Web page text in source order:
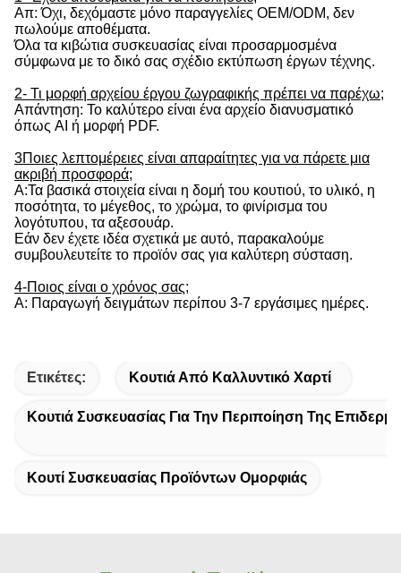
Απ: Όχι, δεχόμαστε μόνο παραγγελίες OEM/ODM, δεν
πωλούμε αποθέματα.
Όλα τα κιβώτια συσκευασίας είναι προσαρμοσμένα
σύμφωνα με το δικό σας σχέδιο εκτύπωση έργων τέχνης.
2- Τι μορφή αρχείου έργου ζωγραφικής πρέπει να παρέχω;
Απάντηση: Το καλύτερο είναι ένα αρχείο διανυσματικό
όπως AI ή μορφή PDF.
3Ποιες λεπτομέρειες είναι απαραίτητες για να πάρετε μια
ακριβή προσφορά;
Α:Τα βασικά στοιχεία είναι η δομή του κουτιού, το υλικό, η
ποσότητα, το μέγεθος, το χρώμα, το φινίρισμα του
λογότυπου, τα αξεσουάρ.
Εάν δεν έχετε ιδέα σχετικά με αυτό, παρακαλούμε
συμβουλευτείτε το προϊόν σας για καλύτερη σύσταση.
4-Ποιος είναι ο χρόνος σας;
Α: Παραγωγή δειγμάτων περίπου 3-7 εργάσιμες ημέρες.
Ετικέτες: Κουτιά Από Καλλυντικό Χαρτί
Κουτιά Συσκευασίας Για Την Περιποίηση Της
Κουτί Συσκευασίας Προϊόντων Ομορφιάς